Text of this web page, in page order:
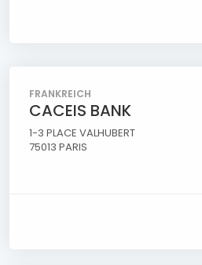
FRANKREICH
CACEIS BANK
1-3 PLACE VALHUBERT
75013 PARIS